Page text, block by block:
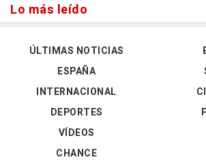
Lo más leído
ÚLTIMAS NOTICIAS
ESPAÑA
INTERNACIONAL
DEPORTES
VÍDEOS
CHANCE